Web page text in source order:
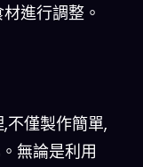
進行調整。
僅製作簡單,
無論是利用